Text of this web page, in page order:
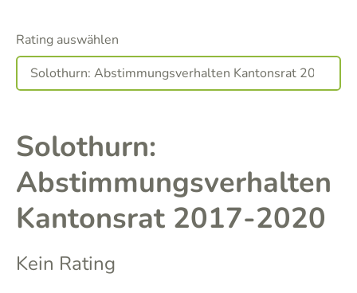
Rating auswählen
Solothurn:
Abstimmungsverhalten
Kantonsrat 2017-2020
Kein Rating